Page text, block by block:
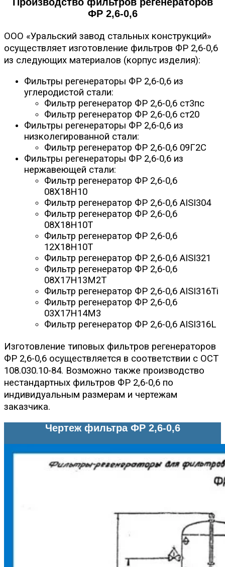
ФР 2,6-0,6
ООО «Уральский завод стальных конструкций»
осуществляет изготовление фильтров ФР 2,6-0,6
из следующих материалов (корпус изделия):
Фильтры регенераторы ФР 2,6-0,6 из
углеродистой стали:
Фильтр регенератор ФР 2,6-0,6 ст3пс
Фильтр регенератор ФР 2,6-0,6 ст20
Фильтры регенераторы ФР 2,6-0,6 из
низколегированной стали:
Фильтр регенератор ФР 2,6-0,6 09Г2С
Фильтры регенераторы ФР 2,6-0,6 из
нержавеющей стали:
Фильтр регенератор ФР 2,6-0,6
08Х18Н10
Фильтр регенератор ФР 2,6-0,6 AISI304
Фильтр регенератор ФР 2,6-0,6
08Х18Н10Т
Фильтр регенератор ФР 2,6-0,6
12Х18Н10Т
Фильтр регенератор ФР 2,6-0,6 AISI321
Фильтр регенератор ФР 2,6-0,6
08Х17Н13М2Т
Фильтр регенератор ФР 2,6-0,6 AISI316Ti
Фильтр регенератор ФР 2,6-0,6
03Х17Н14М3
Фильтр регенератор ФР 2,6-0,6 AISI316L
Изготовление типовых фильтров регенераторов
ФР 2,6-0,6 осуществляется в соответствии с ОСТ
108.030.10-84. Возможно также производство
нестандартных фильтров ФР 2,6-0,6 по
индивидуальным размерам и чертежам
заказчика.
Чертеж фильтра ФР 2,6-0,6